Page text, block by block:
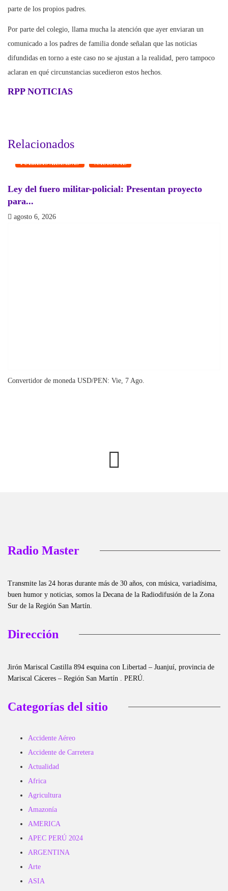
parte de los propios padres.
Por parte del colegio, llama mucha la atención que ayer enviaran un
comunicado a los padres de familia donde señalan que las noticias
difundidas en torno a este caso no se ajustan a la realidad, pero tampoco
aclaran en qué circunstancias sucedieron estos hechos.
RPP NOTICIAS
Relacionados
FUERZAS ARMADAS NACIONAL
Ley del fuero militar-policial: Presentan proyecto
para...
agosto 6, 2026
Convertidor de moneda USD/PEN: Vie, 7 Ago.
Radio Master
Transmite las 24 horas durante más de 30 años, con música, variadísima,
buen humor y noticias, somos la Decana de la Radiodifusión de la Zona
Sur de la Región San Martín.
Dirección
Jirón Mariscal Castilla 894 esquina con Libertad – Juanjuí, provincia de
Mariscal Cáceres – Región San Martín . PERÚ.
Categorías del sitio
Accidente Aéreo
Accidente de Carretera
Actualidad
Africa
Agricultura
Amazonía
AMERICA
APEC PERÚ 2024
ARGENTINA
Arte
ASIA